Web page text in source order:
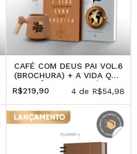
CAFÉ COM DEUS PAI VOL.6
(BROCHURA) + A VIDA QUE
CURA QUE VOCÊ PRECISA
+ CANECA
R$219,90 4 de R$54,98